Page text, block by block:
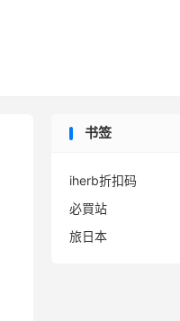
书签
iherb折扣码
必買站
旅日本